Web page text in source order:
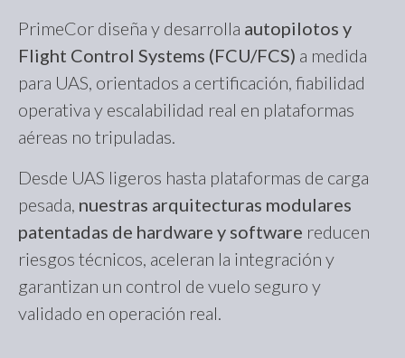
PrimeCor diseña y desarrolla autopilotos y
Flight Control Systems (FCU/FCS) a medida
para UAS, orientados a certificación, fiabilidad
operativa y escalabilidad real en plataformas
aéreas no tripuladas.
Desde UAS ligeros hasta plataformas de carga
pesada, nuestras arquitecturas modulares
patentadas de hardware y software reducen
riesgos técnicos, aceleran la integración y
garantizan un control de vuelo seguro y
validado en operación real.